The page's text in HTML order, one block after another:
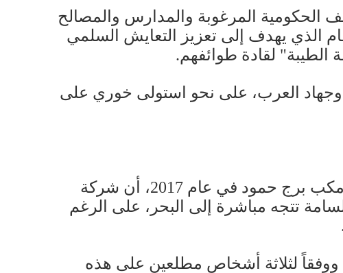
الحكومية المرغوبة والمدارس والمصالح
الذي يهدف إلى تعزيز التعايش السلمي
الطيبة" لقادة طوائفهم.
والإعمار في عام 2016 إلى داني خوري، وجهاد العرب، على نحو استولى خوري على
وجدت نجاة صليبا، دكتورة الكيمياء في الجامعة الأميركية في بيروت، التي فتشت مكب برج حمود في عام 2017، أن شركة
تتجه مباشرة إلى البحر، على الرغم
ووفقاً لثلاثة أشخاص مطلعين على هذه